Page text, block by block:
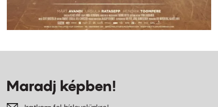
Maradj képben!